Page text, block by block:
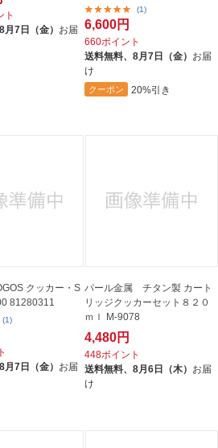
ト
8月7日（金） お届
(1)
6,600円
660ポイント
送料無料、8月7日（金） お届
け
クーポン 20%引き
クッカー・S
81280311
(1)
8月7日（金） お届
パール金属 チタン製 カート
リッジクッカーセット８２０
ｍｌ M-9078
4,480円
448ポイント
送料無料、8月6日（木） お届
け